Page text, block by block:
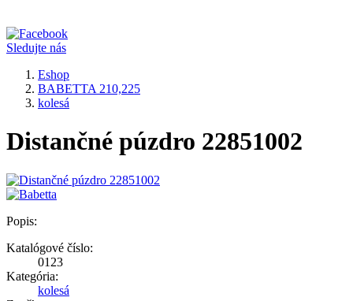
Sledujte nás
Eshop
BABETTA 210,225
kolesá
Distančné púzdro 22851002
Popis:
Katalógové číslo:
0123
Kategória:
kolesá